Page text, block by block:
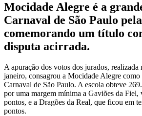
Mocidade Alegre é a
Carnaval de São Paulo pela
comemorando um título
disputa acirrada.
A apuração dos votos dos jurados, realizada
janeiro, consagrou a Mocidade Alegre como
Carnaval de São Paulo. A escola obteve
por uma margem mínima a Gaviões da Fiel,
pontos, e a Dragões da Real, que ficou em
pontos.